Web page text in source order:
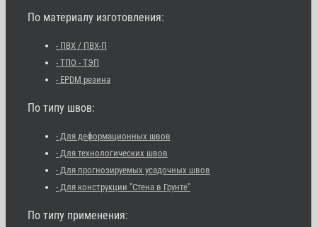
По материалу изготовления:
- ПВХ / ПВХ-П
- ТПО - ТЭП
- EPDM резина
По типу швов:
- Для деформационных швов
- Для технологических швов
- Для прогнозируемых усадочных швов
- Для конструкции "Стена в Грунте"
По типу применения: